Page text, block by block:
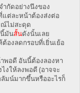
กัดอย่างนึงของ
แต่ละหน้าต้องส่งต่อ
ไม่สะดุด
มันสั้นดังนั้นเลย
ต้องลดกรอบที่เยิ่นเย้อ
พอดี อันนี้ต้องลองหา
ไงให้ลงพอดี (อาจจะ
มน์มากขึ้นหรืออะไรก็